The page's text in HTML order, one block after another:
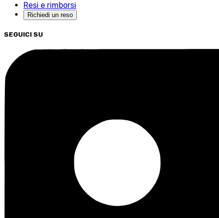
Resi e rimborsi
Richiedi un reso
SEGUICI SU